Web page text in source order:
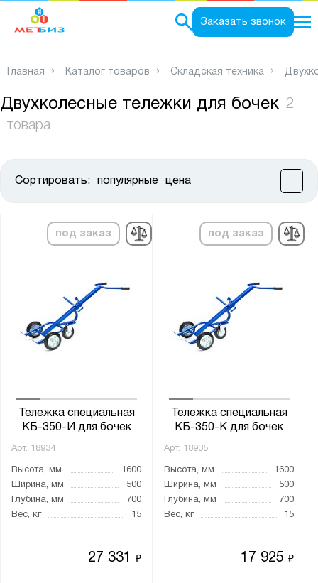
Заказать звонок
Главная Каталог товаров Складская техника
Двухколесные тележки для бочек 2
товара
Сортировать: популярные цена
под заказ
Тележка специальная
КБ-350-И для бочек
Арт. 18934
Высота, мм
1600
Ширина, мм
500
Глубина, мм
700
Вес, кг
15
27 331₽
под заказ
Тележка специальная
КБ-350-К для бочек
Арт. 18935
Высота, мм
1600
Ширина, мм
500
Глубина, мм
700
Вес, кг
15
17 925₽
Ширина, мм:
от
от до
Грузоподъёмность тележки, кг:
Тип покрытия поверхности: